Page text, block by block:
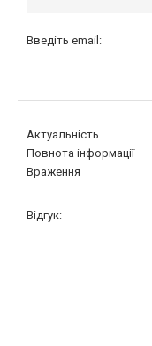
Введіть email:
Актуальність
Повнота інформації
Враження
Відгук: